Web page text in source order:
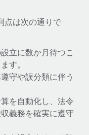
点は次の通りで
立に数か月待つこ
す。
守や誤分類に伴う
を自動化し、法令
義務を確実に遵守